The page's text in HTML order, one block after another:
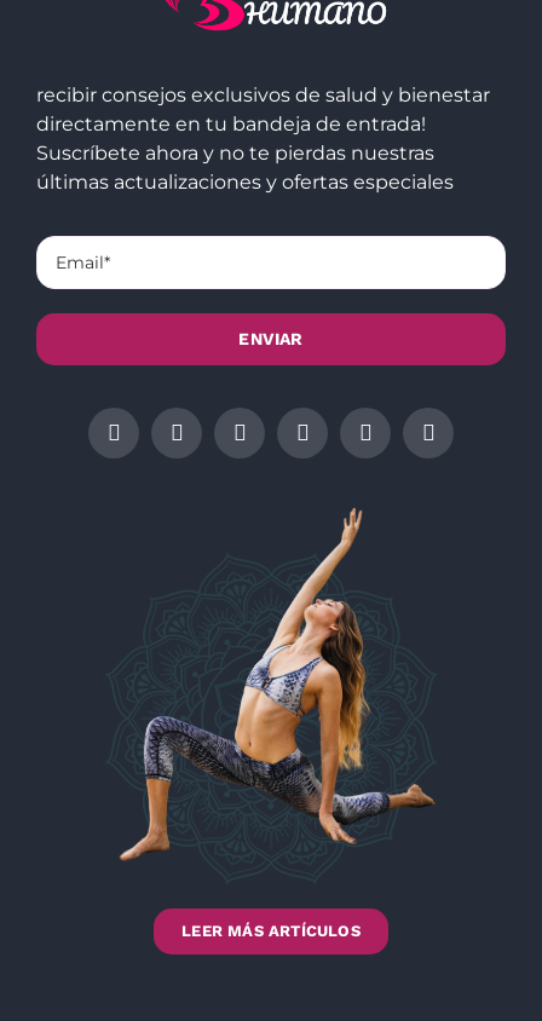
recibir consejos exclusivos de salud y bienestar
directamente en tu bandeja de entrada!
Suscríbete ahora y no te pierdas nuestras
últimas actualizaciones y ofertas especiales
LEER MÁS ARTÍCULOS